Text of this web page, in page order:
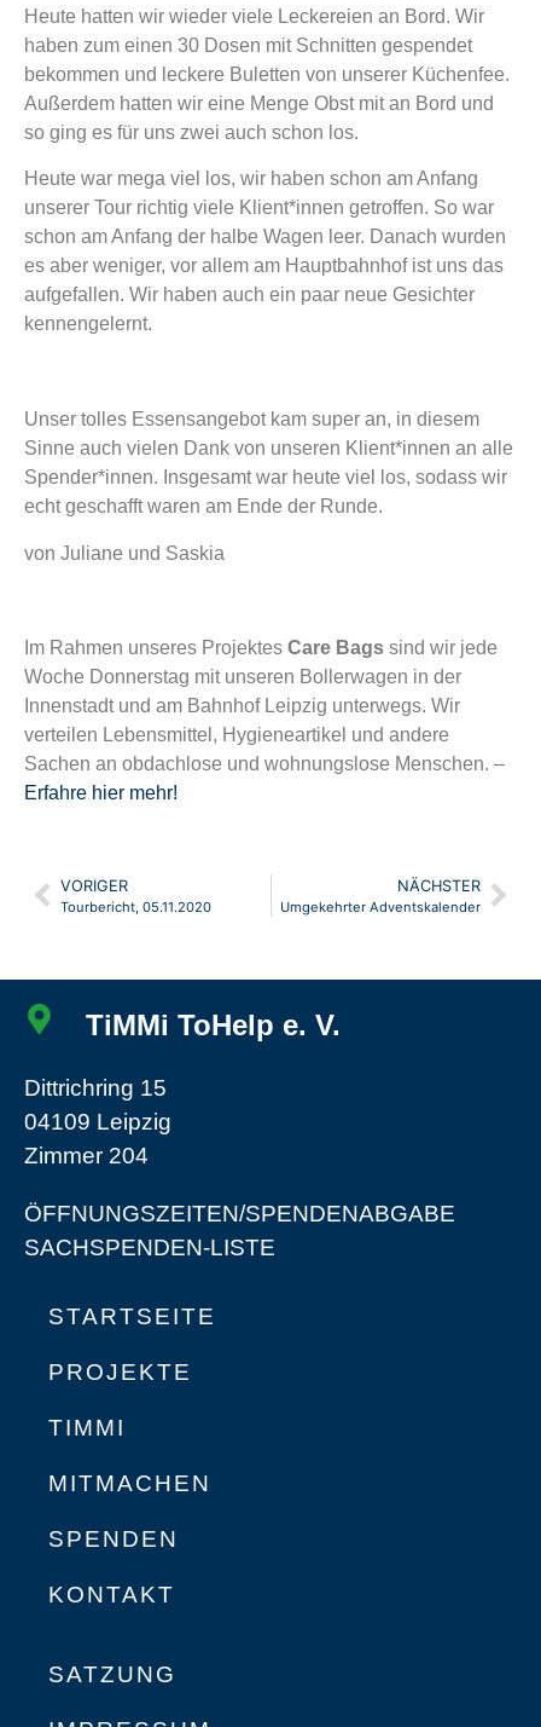
Heute hatten wir wieder viele Leckereien an Bord. Wir
haben zum einen 30 Dosen mit Schnitten gespendet
bekommen und leckere Buletten von unserer Küchenfee.
Außerdem hatten wir eine Menge Obst mit an Bord und
so ging es für uns zwei auch schon los.
Heute war mega viel los, wir haben schon am Anfang
unserer Tour richtig viele Klient*innen getroffen. So war
schon am Anfang der halbe Wagen leer. Danach wurden
es aber weniger, vor allem am Hauptbahnhof ist uns das
aufgefallen. Wir haben auch ein paar neue Gesichter
kennengelernt.
Unser tolles Essensangebot kam super an, in diesem
Sinne auch vielen Dank von unseren Klient*innen an alle
Spender*innen. Insgesamt war heute viel los, sodass wir
echt geschafft waren am Ende der Runde.
von Juliane und Saskia
Im Rahmen unseres Projektes Care Bags sind wir jede
Woche Donnerstag mit unseren Bollerwagen in der
Innenstadt und am Bahnhof Leipzig unterwegs. Wir
verteilen Lebensmittel, Hygieneartikel und andere
Sachen an obdachlose und wohnungslose Menschen. –
Erfahre hier mehr!
VORIGER
Tourbericht, 05.11.2020
NÄCHSTER
Umgekehrter Adventskalender
TiMMi ToHelp e. V.
Dittrichring 15
04109 Leipzig
Zimmer 204
ÖFFNUNGSZEITEN/SPENDENABGABE
SACHSPENDEN-LISTE
STARTSEITE
PROJEKTE
TIMMI
MITMACHEN
SPENDEN
KONTAKT
SATZUNG